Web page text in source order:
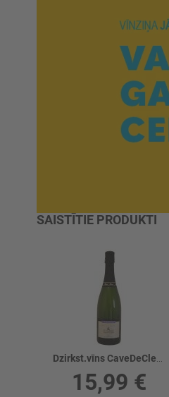
SAISTĪTIE PRODUKTI
Dzirkst.vīns CaveDeCleeb. CremantAuxer.12.5%
15,99 €